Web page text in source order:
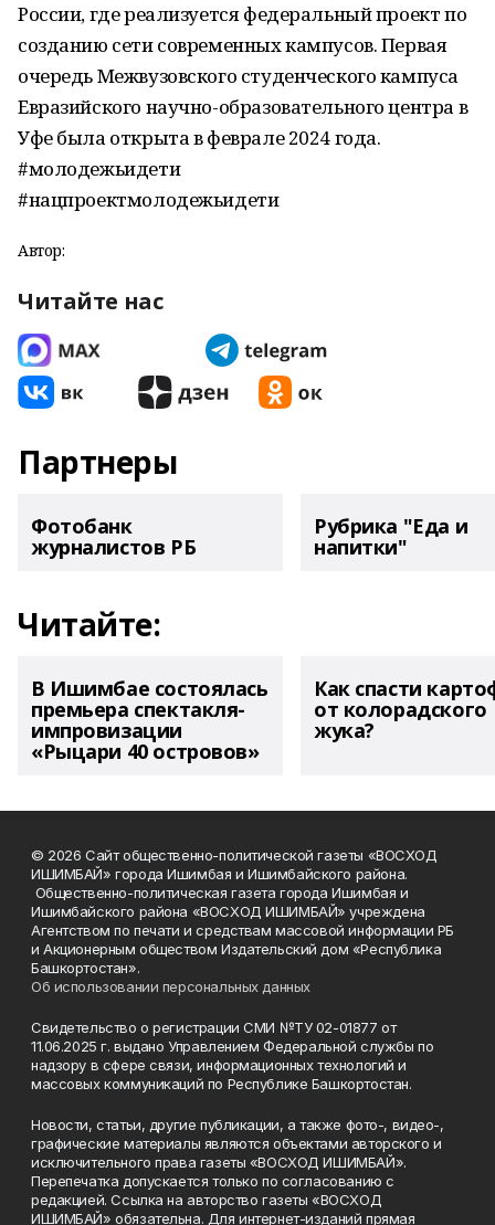
России, где реализуется федеральный проект по
созданию сети современных кампусов. Первая
очередь Межвузовского студенческого кампуса
Евразийского научно-образовательного центра в
Уфе была открыта в феврале 2024 года.
#молодежьидети
#нацпроектмолодежьидети
Автор:
Читайте нас
Партнеры
Фотобанк
журналистов РБ
Рубрика "Еда и
напитки"
Читайте:
В Ишимбае состоялась
премьера спектакля-
импровизации
«Рыцари 40 островов»
Как спасти
от колорадского
жука?
© 2026 Сайт общественно-политической газеты «ВОСХОД
ИШИМБАЙ» города Ишимбая и Ишимбайского района.
Общественно-политическая газета города Ишимбая и
Ишимбайского района «ВОСХОД ИШИМБАЙ» учреждена
Агентством по печати и средствам массовой информации РБ
и Акционерным обществом Издательский дом «Республика
Башкортостан».
Об использовании персональных данных
Свидетельство о регистрации СМИ №ТУ 02-01877 от
11.06.2025 г. выдано Управлением Федеральной службы по
надзору в сфере связи, информационных технологий и
массовых коммуникаций по Республике Башкортостан.
Новости, статьи, другие публикации, а также фото-, видео-,
графические материалы являются объектами авторского и
исключительного права газеты «ВОСХОД ИШИМБАЙ».
Перепечатка допускается только по согласованию с
редакцией. Ссылка на авторство газеты «ВОСХОД
ИШИМБАЙ» обязательна. Для интернет-изданий прямая